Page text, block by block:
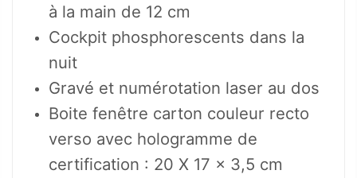
à la main de 12 cm
Cockpit phosphorescents dans la
nuit
Gravé et numérotation laser au dos
Boite fenêtre carton couleur recto
verso avec hologramme de
certification : 20 X 17 x 3,5 cm